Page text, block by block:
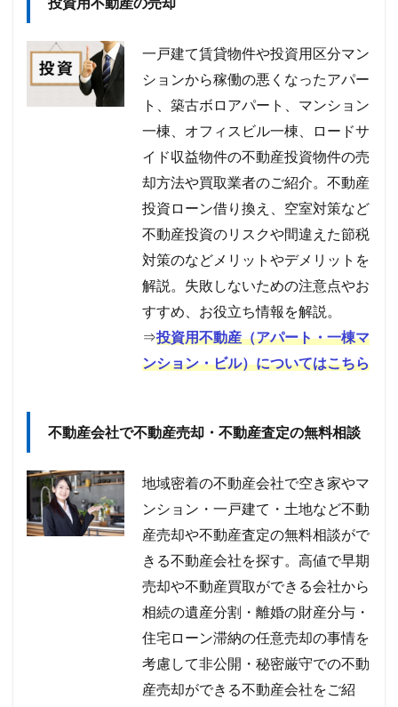
投資用不動産の売却
一戸建て賃貸物件や投資用区分マン
ションから稼働の悪くなったアパー
ト、築古ボロアパート、マンション
一棟、オフィスビル一棟、ロードサ
イド収益物件の不動産投資物件の売
却方法や買取業者のご紹介。不動産
投資ローン借り換え、空室対策など
不動産投資のリスクや間違えた節税
対策のなどメリットやデメリットを
解説。失敗しないための注意点やお
すすめ、お役立ち情報を解説。
⇒投資用不動産（アパート・一棟マ
ンション・ビル）についてはこちら
不動産会社で不動産売却・不動産査定の無料相談
地域密着の不動産会社で空き家やマ
ンション・一戸建て・土地など不動
産売却や不動産査定の無料相談がで
きる不動産会社を探す。高値で早期
売却や不動産買取ができる会社から
相続の遺産分割・離婚の財産分与・
住宅ローン滞納の任意売却の事情を
考慮して非公開・秘密厳守での不動
産売却ができる不動産会社をご紹